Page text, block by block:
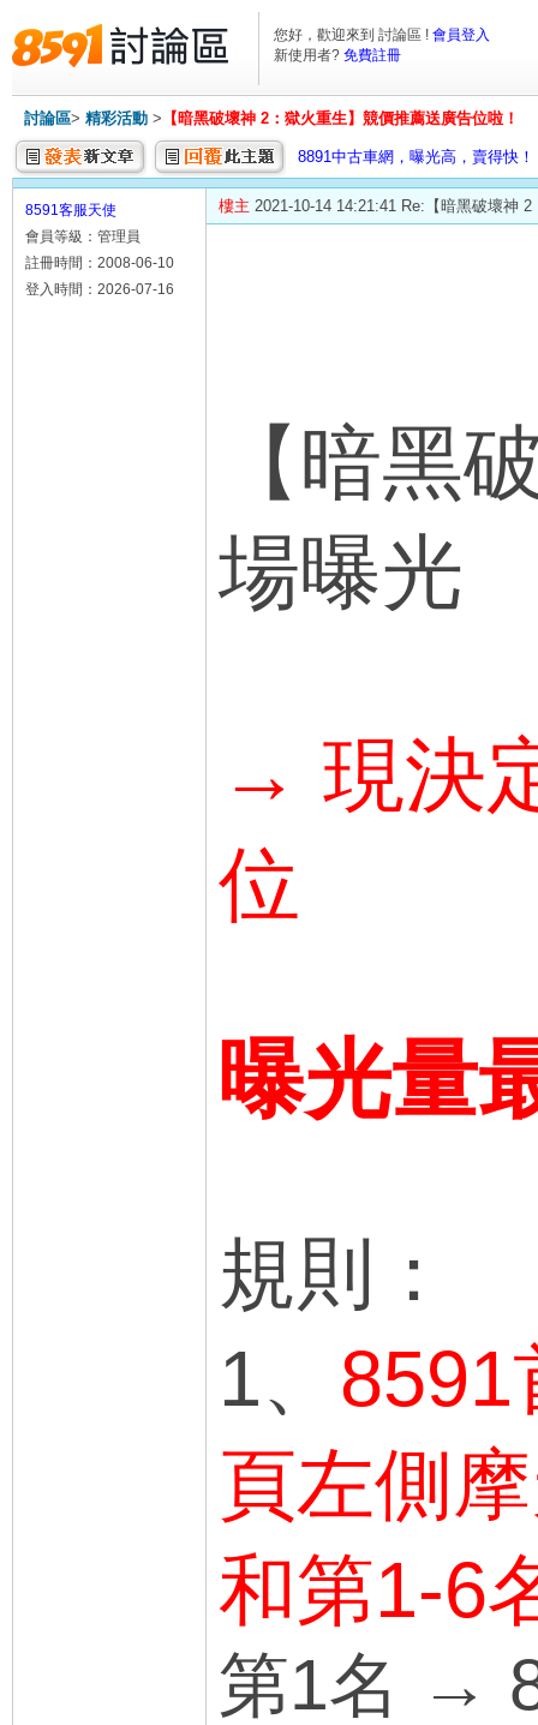
您好，歡迎來到 討論區 ! 會員登入
新使用者? 免費註冊
討論區> 精彩活動 > 【暗黑破壞神 2：獄火重生】競價推薦送廣告位啦！
8891中古車網，曝光高，賣得快！
8591客服天使
會員等級：管理員
註冊時間：2008-06-10
登入時間：2026-07-16
樓主 2021-10-14 14:21:41 Re:【暗黑破壞神
【暗黑
場曝光
→ 現決
位
曝光量
規則：
1、 8591
頁左側
和第1-6
第1名 →